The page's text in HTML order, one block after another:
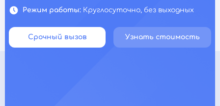
Режим работы: Круглосуточно, без выходных
Срочный вызов Узнать стоимость